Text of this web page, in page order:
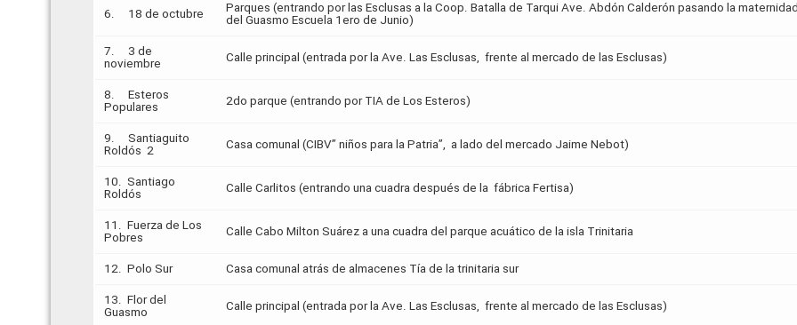
6. 18 de octubre
Parques (entrando por las Esclusas a la Coop. Batalla de Tarqui Ave. Abdón Calderón pasando la
del Guasmo Escuela 1ero de Junio)
7. 3 de
noviembre
Calle principal (entrada por la Ave. Las Esclusas, frente al mercado de las Esclusas)
8. Esteros
Populares
2do parque (entrando por TIA de Los Esteros)
9. Santiaguito
Roldós 2
Casa comunal (CIBV” niños para la Patria”, a lado del mercado Jaime Nebot)
10. Santiago
Roldós
Calle Carlitos (entrando una cuadra después de la fábrica Fertisa)
11. Fuerza de Los
Pobres
Calle Cabo Milton Suárez a una cuadra del parque acuático de la isla Trinitaria
12. Polo Sur Casa comunal atrás de almacenes Tía de la trinitaria sur
13. Flor del
Guasmo
Calle principal (entrada por la Ave. Las Esclusas, frente al mercado de las Esclusas)